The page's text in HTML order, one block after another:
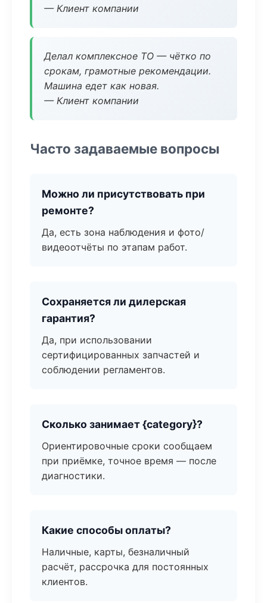
— Клиент компании
Делал комплексное ТО — чётко по
срокам, грамотные рекомендации.
Машина едет как новая.
— Клиент компании
Часто задаваемые вопросы
Можно ли присутствовать при
ремонте?
Да, есть зона наблюдения и фото/
видеоотчёты по этапам работ.
Сохраняется ли дилерская
гарантия?
Да, при использовании
сертифицированных запчастей и
соблюдении регламентов.
Сколько занимает {category}?
Ориентировочные сроки сообщаем
при приёмке, точное время — после
диагностики.
Какие способы оплаты?
Наличные, карты, безналичный
расчёт, рассрочка для постоянных
клиентов.